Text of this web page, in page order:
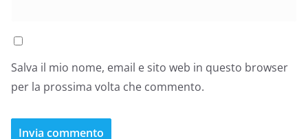
Salva il mio nome, email e sito web in questo browser
per la prossima volta che commento.